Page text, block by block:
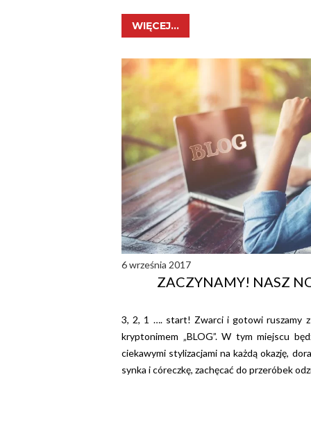
WIĘCEJ...
6 września 2017
ZACZYNAMY! NASZ
3, 2, 1 …. start! Zwarci i gotowi ruszamy
kryptonimem „BLOG”. W tym miejscu
ciekawymi stylizacjami na każdą okazję,
synka i córeczkę, zachęcać do przeróbek